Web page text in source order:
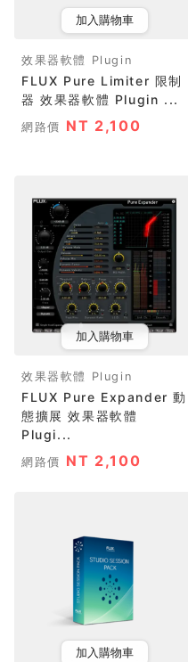
加入購物車
效果器軟體 Plugin
FLUX Pure Limiter 限制
器 效果器軟體 Plugin ...
網路價 NT 2,100
加入購物車
效果器軟體 Plugin
FLUX Pure Expander 動
態擴展 效果器軟體
Plugi...
網路價 NT 2,100
加入購物車